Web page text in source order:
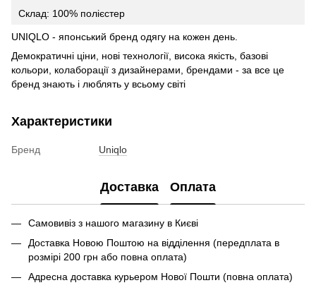
Склад: 100% полієстер
UNIQLO - японський бренд одягу на кожен день.
Демократичні ціни, нові технології, висока якість, базові
кольори, колаборації з дизайнерами, брендами - за все це
бренд знають і люблять у всьому світі
Характеристики
Бренд Uniqlo
Доставка Оплата
Самовивіз з нашого магазину в Києві
Доставка Новою Поштою на відділення (передплата в
розмірі 200 грн або повна оплата)
Адресна доставка курьером Нової Пошти (повна оплата)